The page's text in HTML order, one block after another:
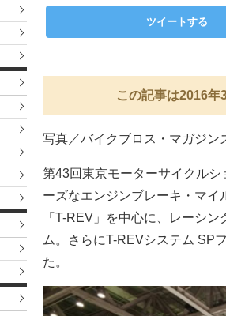
ツイートする
この記事は2016年
写真／バイクブロス・マガジン
第43回東京モーターサイクル
ーズなエンジンブレーキ・マ
「T-REV」を中心に、レーシ
ム。さらにT-REVシステム SP
た。